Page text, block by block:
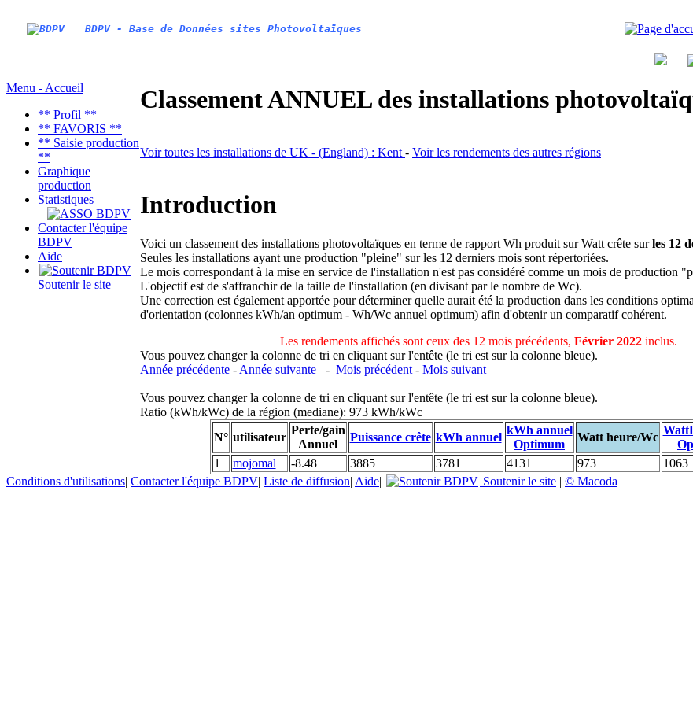
BDPV - Base de Données sites Photovoltaïques
Menu - Accueil
** Profil **
** FAVORIS **
** Saisie production
**
Graphique
production
Statistiques
Contacter l'équipe
BDPV
Aide
Soutenir le site
Classement ANNUEL des installations
Voir toutes les installations de UK - (England) : Kent - Voir les rendements des autres régions
Introduction
Voici un classement des installations photovoltaïques en terme de rapport Wh produit sur Watt crête surles 12
Seules les installations ayant une production "pleine" sur les 12 derniers mois sont répertoriées.
Le mois correspondant à la mise en service de l'installation n'est pas considéré comme un mois de production
L'objectif est de s'affranchir de la taille de l'installation (en divisant par le nombre de Wc).
Une correction est également apportée pour déterminer quelle aurait été la production dans les conditions
d'orientation (colonnes kWh/an optimum - Wh/Wc annuel optimum) afin d'obtenir un comparatif cohérent.
Les rendements affichés sont ceux des 12 mois précédents, Février 2022inclus.
Vous pouvez changer la colonne de tri en cliquant sur l'entête (le tri est sur la colonne bleue).
Année précédente - Année suivante - Mois précédent - Mois suivant
Vous pouvez changer la colonne de tri en cliquant sur l'entête (le tri est sur la colonne bleue).
Ratio (kWh/kWc) de la région (mediane): 973 kWh/kWc
N° utilisateur
Perte/gain
Annuel
Puissance crête kWh annuel
kWh annuel
Optimum
Watt heure/Wc
1
mojomal -8.48 3885 3781 4131 973
1063
Conditions d'utilisations| Contacter l'équipe BDPV| Liste de diffusion| Aide| Soutenir le site | © Macoda